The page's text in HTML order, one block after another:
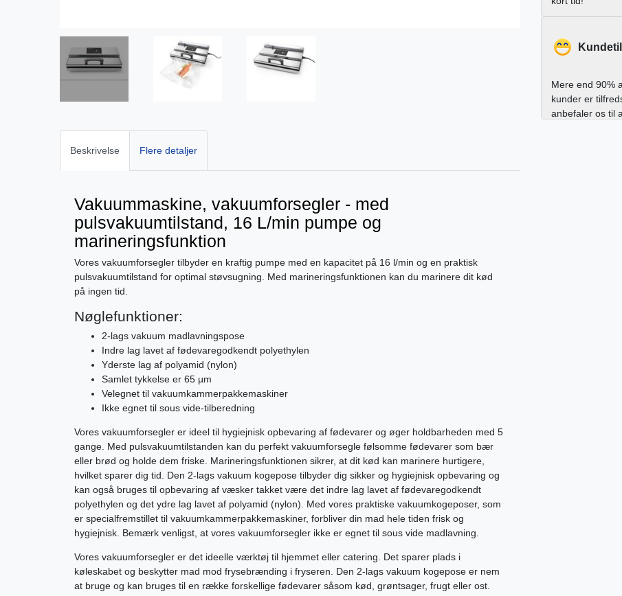
Beskrivelse Flere detaljer
Vakuummaskine, vakuumforsegler - med
pulsvakuumtilstand, 16 L/min pumpe og
marineringsfunktion
Vores vakuumforsegler tilbyder en kraftig pumpe med en kapacitet på 16 l/min og en praktisk
pulsvakuumtilstand for optimal støvsugning. Med marineringsfunktionen kan du marinere dit kød
på ingen tid.
Nøglefunktioner:
2-lags vakuum madlavningspose
Indre lag lavet af fødevaregodkendt polyethylen
Yderste lag af polyamid (nylon)
Samlet tykkelse er 65 µm
Velegnet til vakuumkammerpakkemaskiner
Ikke egnet til sous vide-tilberedning
Vores vakuumforsegler er ideel til hygiejnisk opbevaring af fødevarer og øger holdbarheden med 5
gange. Med pulsvakuumtilstanden kan du perfekt vakuumforsegle følsomme fødevarer som bær
eller brød og holde dem friske. Marineringsfunktionen sikrer, at dit kød kan marinere hurtigere,
hvilket sparer dig tid. Den 2-lags vakuum kogepose tilbyder dig sikker og hygiejnisk opbevaring og
kan også bruges til opbevaring af væsker takket være det indre lag lavet af fødevaregodkendt
polyethylen og det ydre lag lavet af polyamid (nylon). Med vores praktiske vakuumkogeposer, som
er specialfremstillet til vakuumkammerpakkemaskiner, forbliver din mad hele tiden frisk og
hygiejnisk. Bemærk venligst, at vores vakuumforsegler ikke er egnet til sous vide madlavning.
Vores vakuumforsegler er det ideelle værktøj til hjemmet eller catering. Det sparer plads i
køleskabet og beskytter mad mod frysebrænding i fryseren. Den 2-lags vakuum kogepose er nem
at bruge og kan bruges til en række forskellige fødevarer såsom kød, grøntsager, frugt eller ost.
Mere end 90%
kunder er
anbefaler os til